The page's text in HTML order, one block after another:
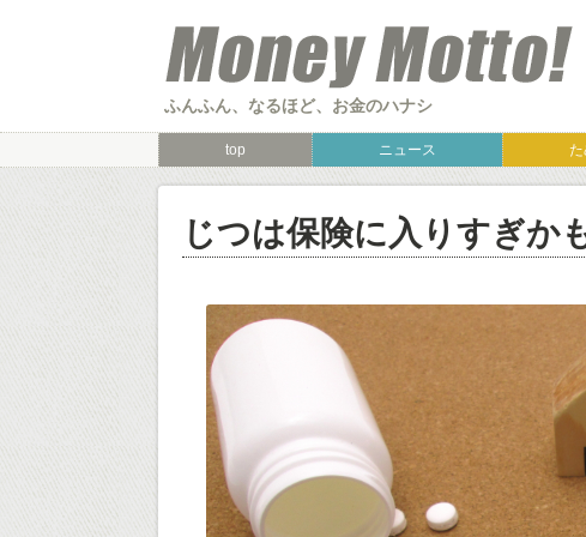
ふんふん、なるほど、お金のハナシ
top ニュース た
じつは保険に入りすぎか